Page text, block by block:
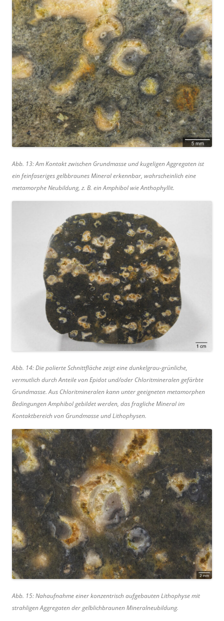
Abb. 13: Am Kontakt zwischen Grundmasse und kugeligen Aggregaten ist
ein feinfaseriges gelbbraunes Mineral erkennbar, wahrscheinlich eine
metamorphe Neubildung, z. B. ein Amphibol wie Anthophyllit.
Abb. 14: Die polierte Schnittfläche zeigt eine dunkelgrau-grünliche,
vermutlich durch Anteile von Epidot und/oder Chloritmineralen gefärbte
Grundmasse. Aus Chloritmineralen kann unter geeigneten metamorphen
Bedingungen Amphibol gebildet werden, das fragliche Mineral im
Kontaktbereich von Grundmasse und Lithophysen.
Abb. 15: Nahaufnahme einer konzentrisch aufgebauten Lithophyse mit
strahligen Aggregaten der gelblichbraunen Mineralneubildung.